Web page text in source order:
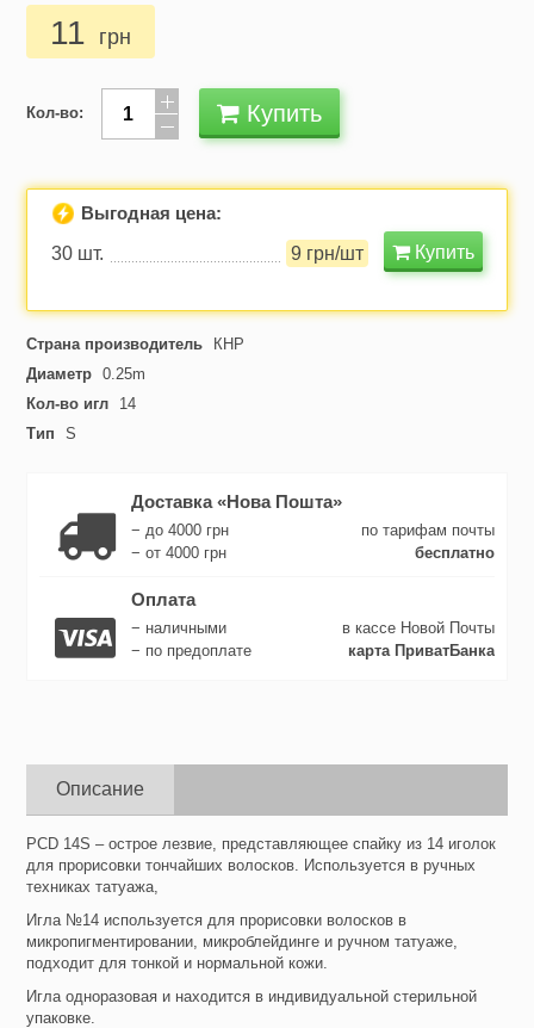
11 грн
Кол-во: Купить
Выгодная цена:
30 шт.
9 грн/шт Купить
Страна производитель
КНР
Диаметр 0.25m
Кол-во игл
14
Тип
S
Доставка «Нова Пошта»
− до 4000 грн
по тарифам почты
− от 4000 грн
бесплатно
Оплата
− наличными
в кассе Новой Почты
− по предоплате
карта ПриватБанка
Описание
PCD 14S – острое лезвие, представляющее спайку из 14 иголок
для прорисовки тончайших волосков. Используется в ручных
техниках татуажа,
Игла №14 используется для прорисовки волосков в
микропигментировании, микроблейдинге и ручном татуаже,
подходит для тонкой и нормальной кожи.
Игла одноразовая и находится в индивидуальной стерильной
упаковке.